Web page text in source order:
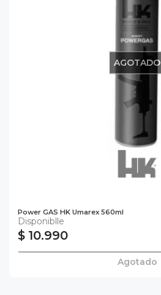
AGOTADO
Power GAS HK Umarex 560ml
Disponiblle
$ 10.990
Agotado